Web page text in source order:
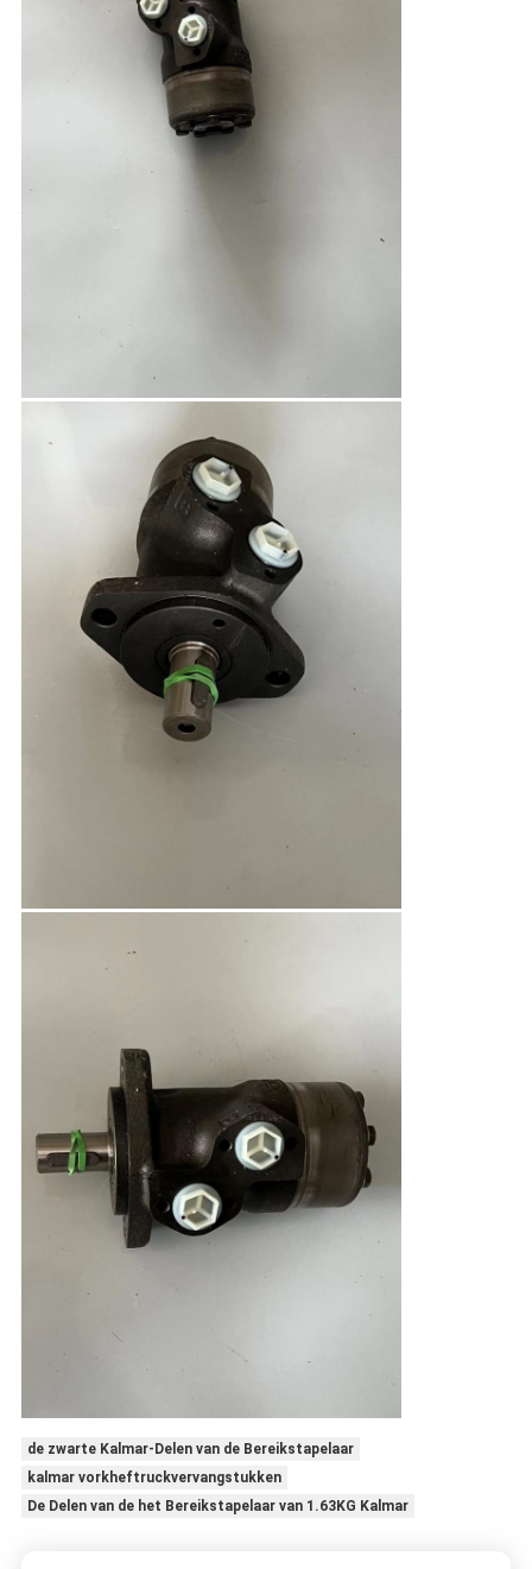
de zwarte Kalmar-Delen van de Bereikstapelaar
kalmar vorkheftruckvervangstukken
De Delen van de het Bereikstapelaar van 1.63KG Kalmar